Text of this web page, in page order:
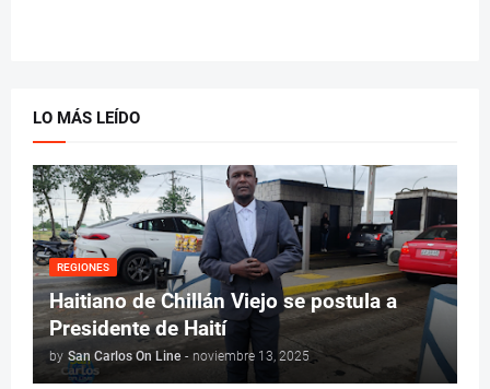
LO MÁS LEÍDO
REGIONES
Haitiano de Chillán Viejo se postula a
Presidente de Haití
by San Carlos On Line - noviembre 13, 2025